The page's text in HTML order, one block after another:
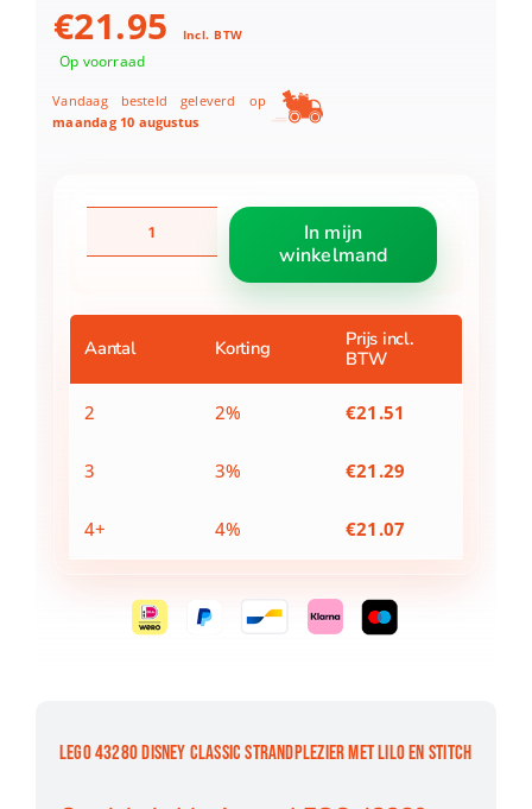
€21.95 Incl. BTW
Op voorraad
Vandaag besteld geleverd op
maandag 10 augustus
43280
Strandplezier
En
In mijn
winkelmand
Aantal Korting
Prijs incl.
BTW
2 2% €21.51
3 3% €21.29
4+ 4% €21.07
LEGO 43280 DISNEY CLASSIC STRANDPLEZIER MET LILO EN STITCH